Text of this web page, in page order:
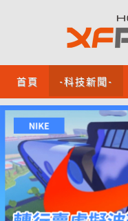
首頁 -科技新聞-